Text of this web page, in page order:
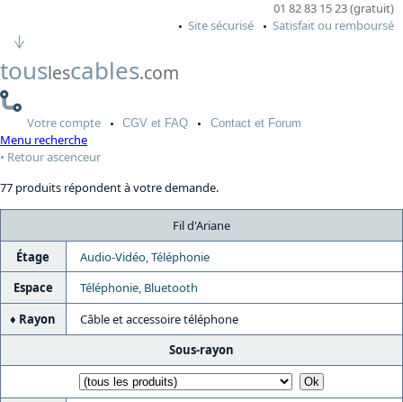
01 82 83 15 23 (gratuit)
Site sécurisé
Satisfait ou remboursé
touslescables.com
Votrecompte CGV et FAQ Contactet Forum
Menu recherche
Retour ascenceur
77 produits répondent à votre demande.
Fil d'Ariane
Étage
Audio-Vidéo, Téléphonie
Espace
Téléphonie, Bluetooth
Rayon
Câble et accessoire téléphone
Sous-rayon